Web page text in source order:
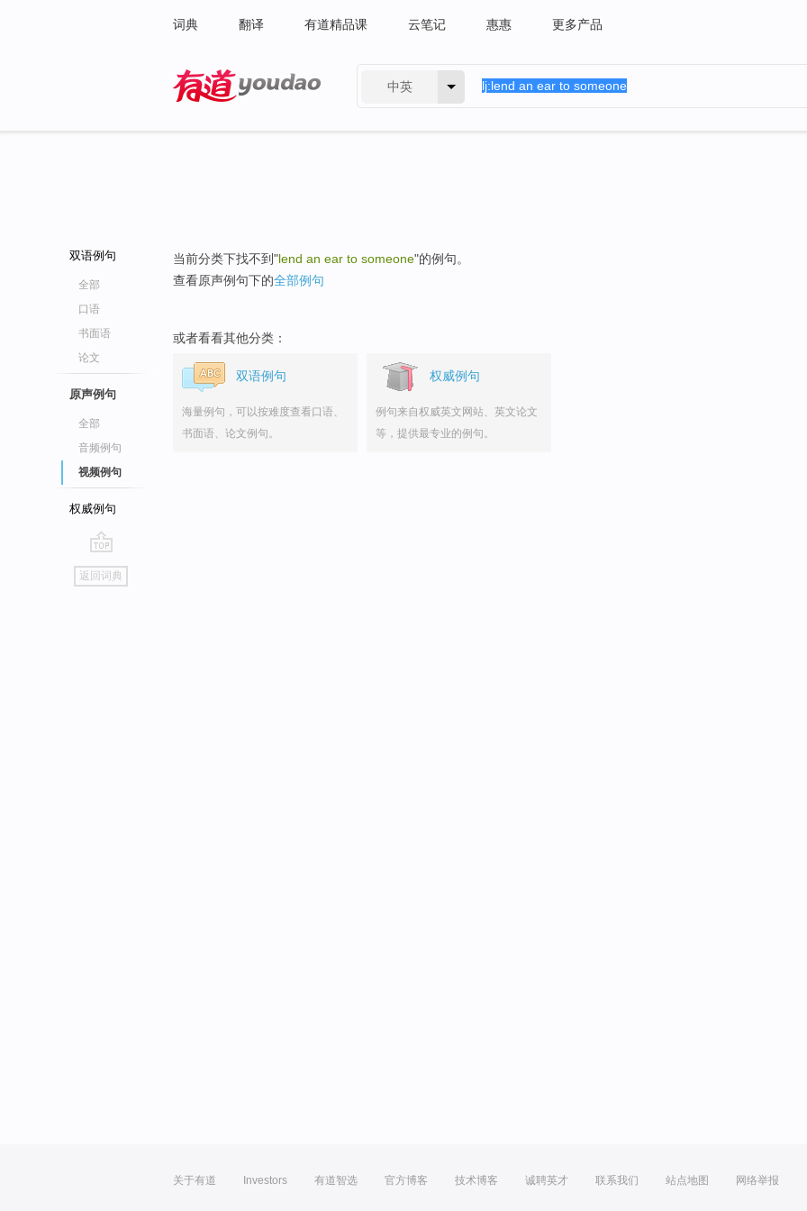
词典 翻译 有道精品课 云笔记 惠惠 更多产品
中英
双语例句
全部
口语
书面语
论文
原声例句
全部
音频例句
视频例句
权威例句
go
top
返回词典
当前分类下找不到"lend an ear to someone"的例句。
查看原声例句下的全部例句
或者看看其他分类：
双语例句
海量例句，可以按难度查看口语、
书面语、论文例句。
权威例句
例句来自权威英文网站、英文论文
等，提供最专业的例句。
关于有道 Investors 有道智选 官方博客 技术博客 诚聘英才 联系我们 站点地图 网络举报